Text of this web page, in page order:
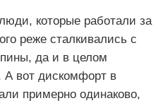
которые работали за
реже сталкивались с
да и в целом
А вот дискомфорт в
примерно одинаково,